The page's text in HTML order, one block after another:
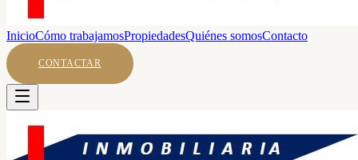
InicioCómo trabajamosPropiedadesQuiénes somosContacto
CONTACTAR